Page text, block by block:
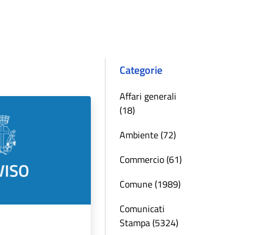
Categorie
Affari generali
(18)
Ambiente (72)
Commercio (61)
Comune (1989)
Comunicati
Stampa (5324)